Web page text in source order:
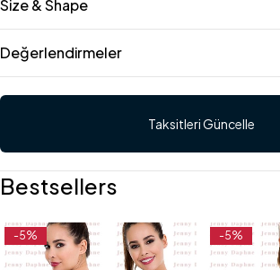
Size & Shape
Değerlendirmeler
Taksitleri Güncelle
Bestsellers
-5% -5%